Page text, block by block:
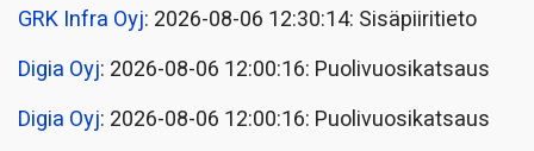
GRK Infra Oyj: 2026-08-06 12:30:14: Sisäpiiritieto
Digia Oyj: 2026-08-06 12:00:16: Puolivuosikatsaus
Digia Oyj: 2026-08-06 12:00:16: Puolivuosikatsaus